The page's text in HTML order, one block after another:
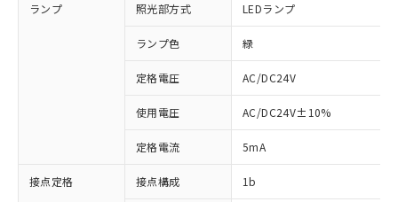
ランプ 照光部方式 LEDランプ
ランプ色 緑
定格電圧 AC/DC24V
使用電圧 AC/DC24V±10%
定格電流 5mA
接点定格 接点構成 1b
※1 対応状況
対応済み：EU RoHS指令（10物質）の
非含有に対応した製品が提供可能な商品で